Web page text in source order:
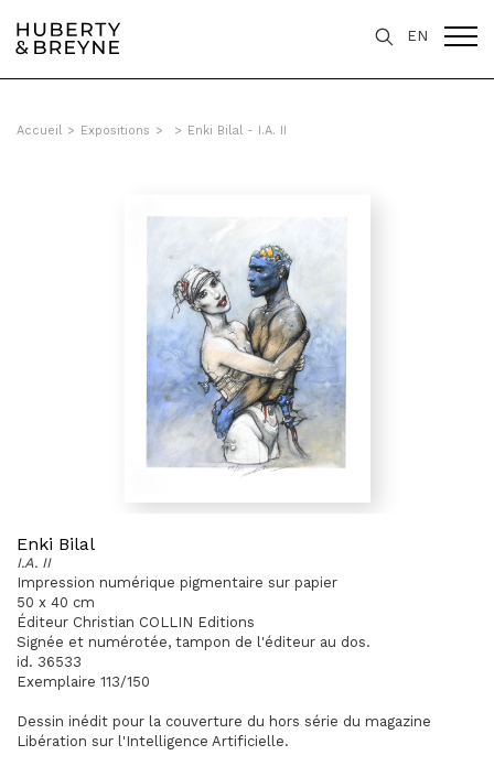
EN
Accueil > Expositions > > Enki Bilal - I.A. II
Enki Bilal
I.A. II
Impression numérique pigmentaire sur papier
50 x 40 cm
Éditeur Christian COLLIN Editions
Signée et numérotée, tampon de l'éditeur au dos.
id. 36533
Exemplaire 113/150
Dessin inédit pour la couverture du hors série du magazine
Libération sur l'Intelligence Artificielle.